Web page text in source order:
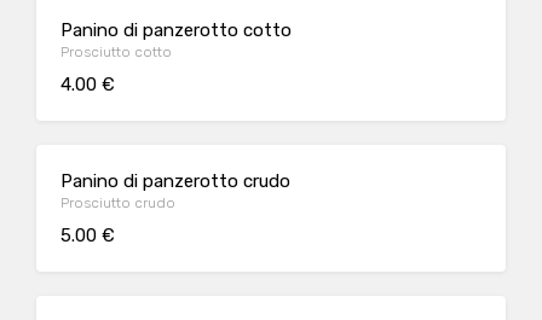
Panino di panzerotto cotto
Prosciutto cotto
4.00 €
Panino di panzerotto crudo
Prosciutto crudo
5.00 €